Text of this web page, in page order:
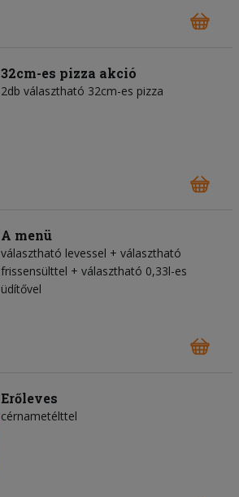
32cm-es pizza akció
2db választható 32cm-es pizza
A menü
választható levessel + választható
frissensülttel + választható 0,33l-es
üdítővel
Erőleves
cérnametélttel